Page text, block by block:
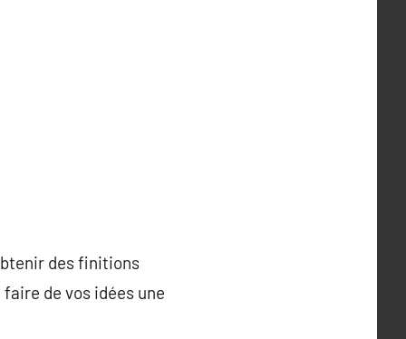
des finitions
de vos idées une